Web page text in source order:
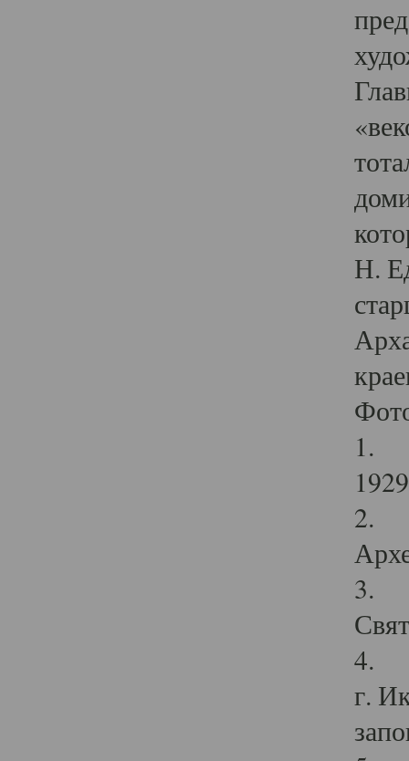
Н.
1.
2.
3.
4.
г.